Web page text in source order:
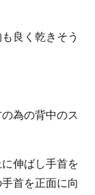
良く乾きそう
為の背中のス
伸ばし手首を
首を正面に向